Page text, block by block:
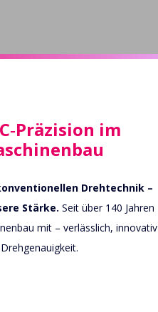
im
Drehtechnik –
Stärke. Seit über 140 Jahren
mit – verlässlich, innovativ